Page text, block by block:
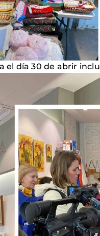
el día 30 de abrir